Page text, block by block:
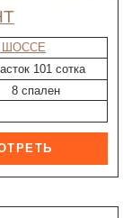
ШОССЕ
101 сотка
8 спален